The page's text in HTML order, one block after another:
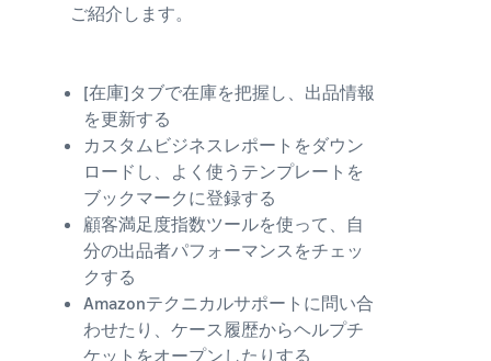
ご紹介します。
[在庫]タブで在庫を把握し、出品情報
を更新する
カスタムビジネスレポートをダウン
ロードし、よく使うテンプレートを
ブックマークに登録する
顧客満足度指数ツールを使って、自
分の出品者パフォーマンスをチェッ
クする
Amazonテクニカルサポートに問い合
わせたり、ケース履歴からヘルプチ
ケットをオープンしたりする